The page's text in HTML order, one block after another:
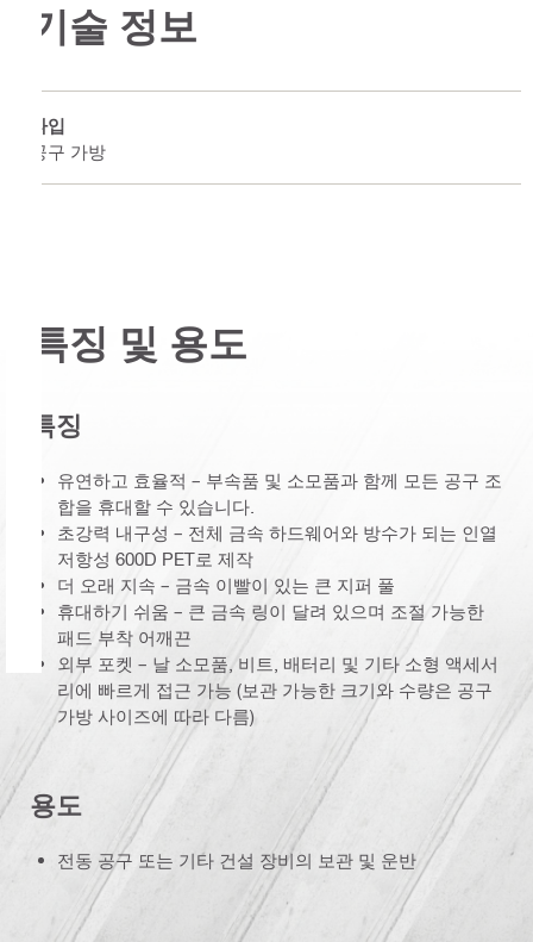
기술 정보
타입
공구 가방
특징 및 용도
특징
유연하고 효율적 – 부속품 및 소모품과 함께 모든 공구 조
합을 휴대할 수 있습니다.
초강력 내구성 – 전체 금속 하드웨어와 방수가 되는 인열
저항성 600D PET로 제작
더 오래 지속 – 금속 이빨이 있는 큰 지퍼 풀
휴대하기 쉬움 – 큰 금속 링이 달려 있으며 조절 가능한
패드 부착 어깨끈
외부 포켓 – 날 소모품, 비트, 배터리 및 기타 소형 액세서
리에 빠르게 접근 가능 (보관 가능한 크기와 수량은 공구
가방 사이즈에 따라 다름)
용도
전동 공구 또는 기타 건설 장비의 보관 및 운반